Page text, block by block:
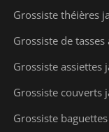
Grossiste théières
Grossiste de
Grossiste assiettes
Grossiste couverts
Grossiste